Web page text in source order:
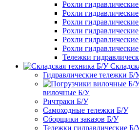
Рохли
Рохли
Рохли
Рохли
Рохли
Рохли
Тележки
Гидравлические тележки Б/
вилочные Б/У
Ричтраки Б/У
Самоходные тележки Б/У
Сборщики заказов Б/У
Тележки гидравлические Б/